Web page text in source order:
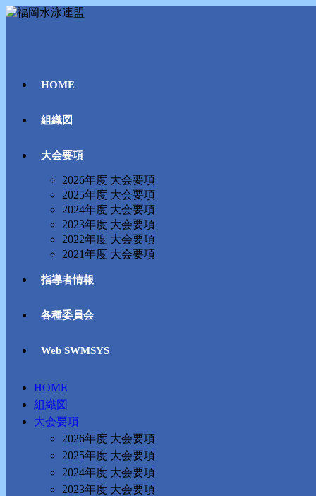
コ
HOME
組織図
大会要項
2026年度 大会要項
2025年度 大会要項
2024年度 大会要項
2023年度 大会要項
2022年度 大会要項
2021年度 大会要項
指導者情報
各種委員会
Web SWMSYS
HOME
組織図
大会要項
2026年度 大会要項
2025年度 大会要項
2024年度 大会要項
2023年度 大会要項